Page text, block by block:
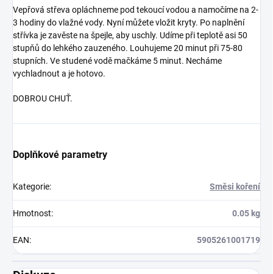
Vepřová střeva opláchneme pod tekoucí vodou a namočíme na 2-
3 hodiny do vlažné vody. Nyní můžete vložit kryty. Po naplnění
střívka je zavěste na špejle, aby uschly. Udíme při teplotě asi 50
stupňů do lehkého zauzeného. Louhujeme 20 minut při 75-80
stupních. Ve studené vodě mačkáme 5 minut. Necháme
vychladnout a je hotovo.
DOBROU CHUŤ.
Doplňkové parametry
Kategorie: Směsi koření
Hmotnost: 0.05 kg
EAN: 5905261001719